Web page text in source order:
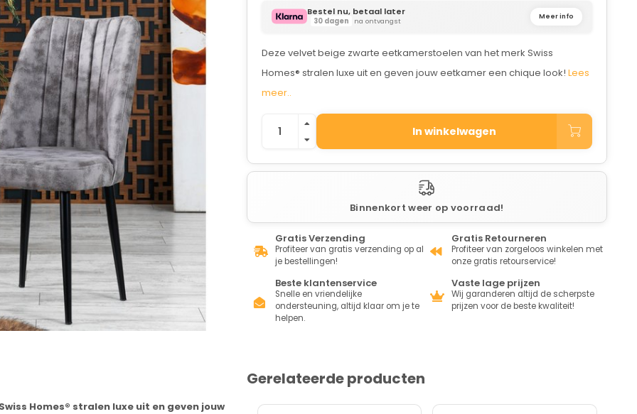
Bestel nu, betaal later
30 dagen na ontvangst Meer info
Deze velvet beige zwarte eetkamerstoelen van het merk Swiss
Homes® stralen luxe uit en geven jouw eetkamer een chique look! Lees
meer..
In winkelwagen
Binnenkort weer op voorraad!
Gratis Verzending
Profiteer van gratis verzending op al
je bestellingen!
Gratis Retourneren
Profiteer van zorgeloos winkelen met
onze gratis retourservice!
Beste klantenservice
Snelle en vriendelijke
ondersteuning, altijd klaar om je te
helpen.
Vaste lage prijzen
Wij garanderen altijd de scherpste
prijzen voor de beste kwaliteit!
Homes® stralen luxe uit en geven jouw
Gerelateerde producten